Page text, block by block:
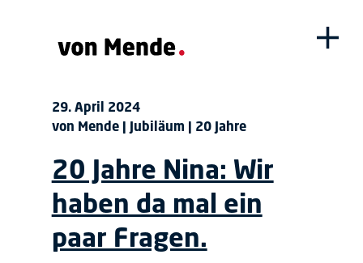
29. April 2024
von Mende | Jubiläum | 20 Jahre
20 Jahre Nina: Wir
haben da mal ein
paar Fragen.